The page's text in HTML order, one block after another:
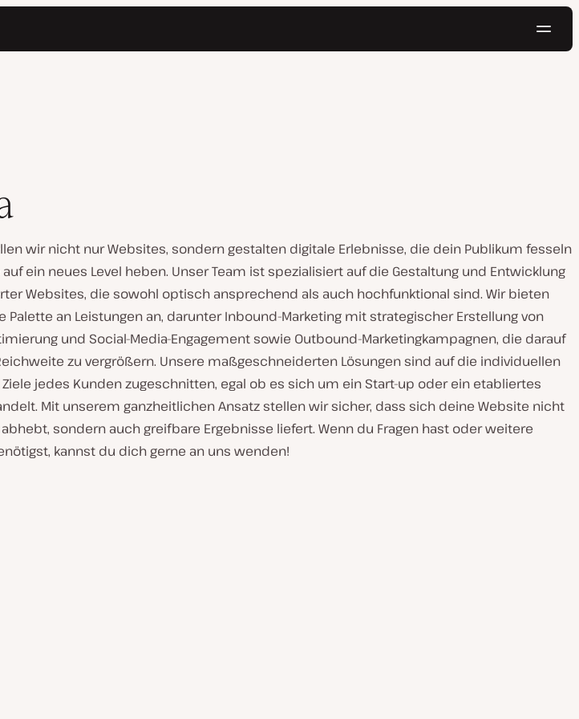
wir nicht nur Websites, sondern gestalten digitale Erlebnisse, die dein Publikum fesseln
ein neues Level heben. Unser Team ist spezialisiert auf die Gestaltung und Entwicklung
Websites, die sowohl optisch ansprechend als auch hochfunktional sind. Wir bieten
Palette an Leistungen an, darunter Inbound-Marketing mit strategischer Erstellung von
und Social-Media-Engagement sowie Outbound-Marketingkampagnen, die darauf
zu vergrößern. Unsere maßgeschneiderten Lösungen sind auf die individuellen
jedes Kunden zugeschnitten, egal ob es sich um ein Start-up oder ein etabliertes
Mit unserem ganzheitlichen Ansatz stellen wir sicher, dass sich deine Website nicht
sondern auch greifbare Ergebnisse liefert. Wenn du Fragen hast oder weitere
kannst du dich gerne an uns wenden!